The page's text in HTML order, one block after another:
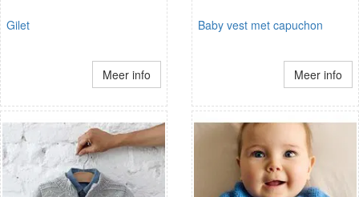
Gilet
Meer info
Baby vest met capuchon
Meer info